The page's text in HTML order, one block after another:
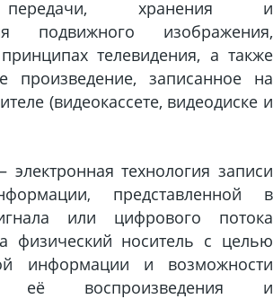
передачи, хранения и
подвижного изображения,
телевидения, а также
произведение, записанное на
(видеокассете, видеодиске и
электронная технология записи
, представленной в
или цифрового потока
физический носитель с целью
информации и возможности
её воспроизведения и